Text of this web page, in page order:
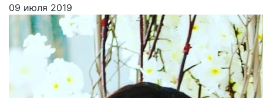
09 июля 2019